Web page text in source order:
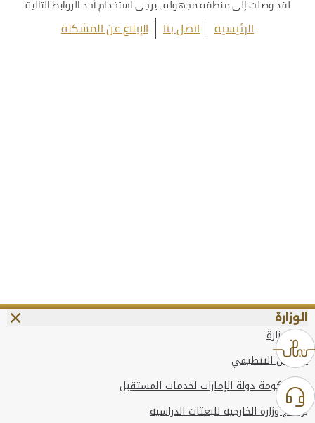
لقد وصلت إلى منطقه مجهوله ، يرجى استخدام أحد الروابط التالية
الرئيسية اتصل بنا الإبلاغ عن المشكلة
الوزارة
عن الوزارة
الهيكل التنظيمي
وعد حكومة دولة الإمارات لخدمات المستقبل
برنامج وزارة الخارجية للبعثات الدراسية